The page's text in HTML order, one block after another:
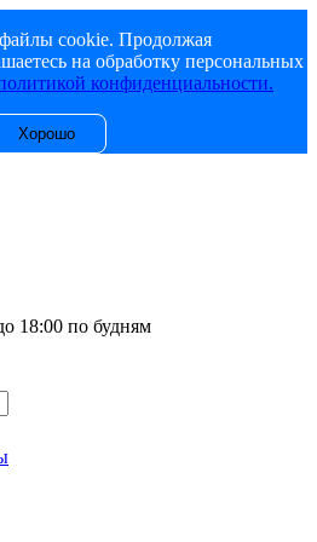
cookie. Продолжая
на обработку персональных
конфиденциальности.
Хорошо
18:00 по будням